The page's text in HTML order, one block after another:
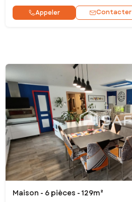
Appeler Contacter
Maison - 6 pièces - 129m²